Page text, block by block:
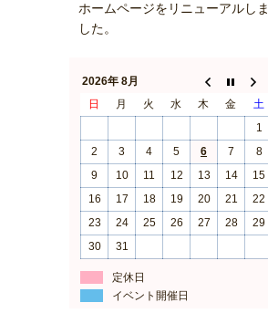
ホームページをリニューアルしま
した。
2026年 8月
日
月 火 水 木 金
土
1
2
3 4 5 6 7
8
9
10 11 12 13 14
15
16
17 18 19 20 21
22
23
24 25 26 27 28
29
30
31
定休日
イベント開催日